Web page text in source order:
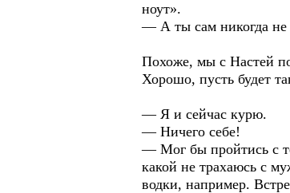
ноут».
— А ты сам никогда не
Похоже, мы с Настей
Хорошо, пусть будет
— Я и сейчас курю.
— Ничего себе!
— Мог бы пройтись с
какой не трахаюсь с
водки, например.